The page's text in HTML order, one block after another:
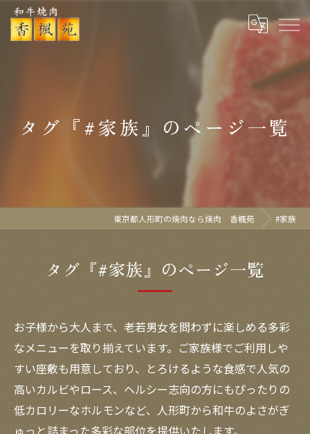
タグ『#家族』のページ一覧
東京都人形町の焼肉なら焼肉 香楓苑 #家族
タグ『#家族』のページ一覧
お子様から大人まで、老若男女を問わずに楽しめる多彩
なメニューを取り揃えています。ご家族様でご利用しや
すい座敷も用意しており、とろけるような食感で人気の
高いカルビやロース、ヘルシー志向の方にもぴったりの
低カロリーなホルモンなど、人形町から和牛のよさがぎ
ゅっと詰まった多彩な部位を提供いたします。